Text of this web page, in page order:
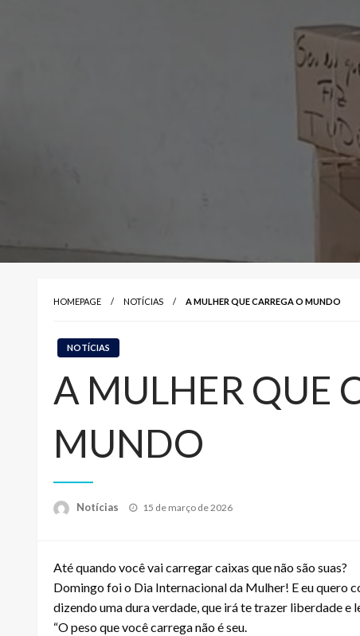
HOMEPAGE NOTÍCIAS A MULHER QUE CARREGA O MUNDO
NOTÍCIAS
A MULHER QUE
MUNDO
Notícias
Posted
15 de março de 2026
Até quando você vai carregar caixas que não são suas?
Domingo foi o Dia Internacional da Mulher! E eu quero
dizendo uma dura verdade, que irá te trazer liberdade e
“O peso que você carrega não é seu.